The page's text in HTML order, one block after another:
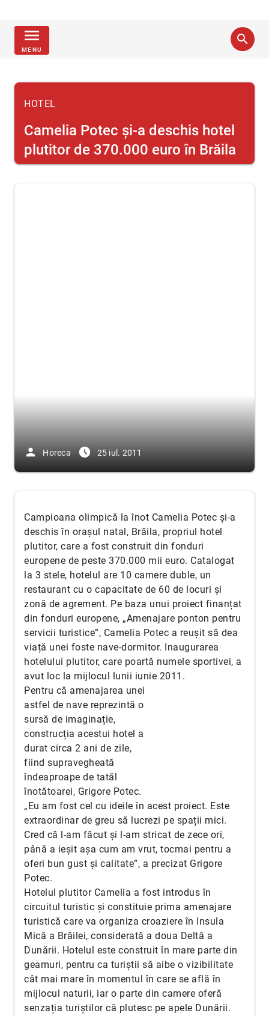
menu
MENU
search
HOTEL
Camelia Potec şi-a deschis hotel
plutitor de 370.000 euro în Brăila
person Horeca access_time_filled 25 iul. 2011
Campioana olimpică la înot Camelia Potec și-a
deschis în orașul natal, Brăila, propriul hotel
plutitor, care a fost construit din fonduri
europene de peste 370.000 mii euro. Catalogat
la 3 stele, hotelul are 10 camere duble, un
restaurant cu o capacitate de 60 de locuri și
zonă de agrement. Pe baza unui proiect finanțat
din fonduri europene, „Amenajare ponton pentru
servicii turistice”, Camelia Potec a reușit să dea
viață unei foste nave-dormitor. Inaugurarea
hotelului plutitor, care poartă numele sportivei, a
avut loc la mijlocul lunii iunie 2011.
Pentru că amenajarea unei
astfel de nave reprezintă o
sursă de imaginație,
construcția acestui hotel a
durat circa 2 ani de zile,
fiind supravegheată
îndeaproape de tatăl
înotătoarei, Grigore Potec.
„Eu am fost cel cu ideile în acest proiect. Este
extraordinar de greu să lucrezi pe spații mici.
Cred că l-am făcut și l-am stricat de zece ori,
până a ieșit așa cum am vrut, tocmai pentru a
oferi bun gust și calitate”, a precizat Grigore
Potec.
Hotelul plutitor Camelia a fost introdus în
circuitul turistic și constituie prima amenajare
turistică care va organiza croaziere în Insula
Mică a Brăilei, considerată a doua Deltă a
Dunării. Hotelul este construit în mare parte din
geamuri, pentru ca turiștii să aibe o vizibilitate
cât mai mare în momentul în care se află în
mijlocul naturii, iar o parte din camere oferă
senzația turiștilor că plutesc pe apele Dunării.